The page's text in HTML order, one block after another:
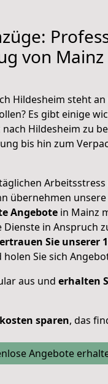
von Mainz
Hildesheim steht
Es gibt einige
Hildesheim zu
bis hin zum
übernehmen
Angebote in Mainz
Dienste in Anspruch
Sie unserer
Sie sich
aus und erhalten
sparen, das
Angebote